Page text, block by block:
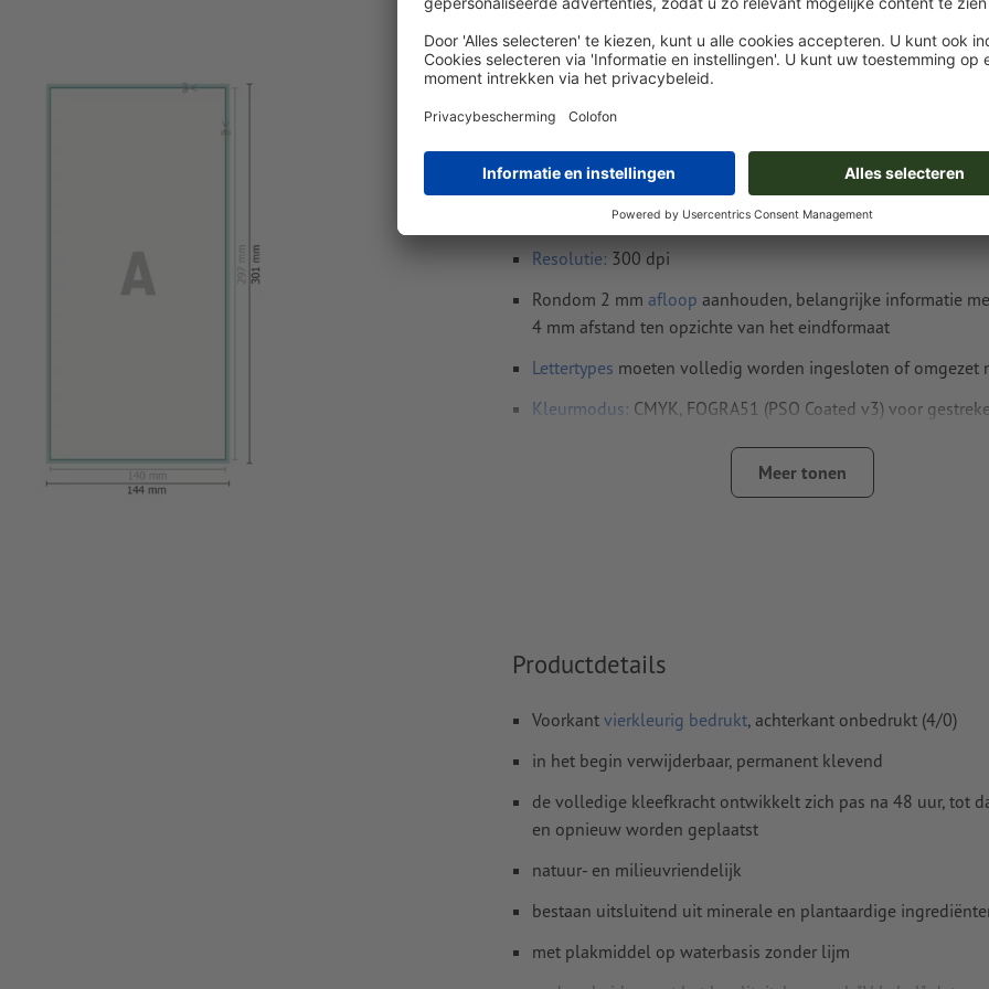
Instructies voor drukgegevens Verwijderbare
1/3 A3
Gegevensformaat(incl. 2 mm afloop): 14,4 x 30,1 cm
Eindformaat: 14 x 29,7 cm
Resolutie: 300 dpi
Rondom 2 mm afloop aanhouden, belangrijke informatie
4 mm afstand ten opzichte van het eindformaat
Lettertypes moeten volledig worden ingesloten of omgezet
Kleurmodus: CMYK, FOGRA51 (PSO Coated v3) voor
worden door ons niet gecontroleerd
Meer tonen
Productdetails
Voorkant vierkleurig bedrukt, achterkant onbedrukt (4/0)
in het begin verwijderbaar, permanent klevend
de volledige kleefkracht ontwikkelt zich pas na 48 uur, tot
en opnieuw worden geplaatst
natuur- en milieuvriendelijk
bestaan uitsluitend uit minerale en plantaardige
met plakmiddel op waterbasis zonder lijm